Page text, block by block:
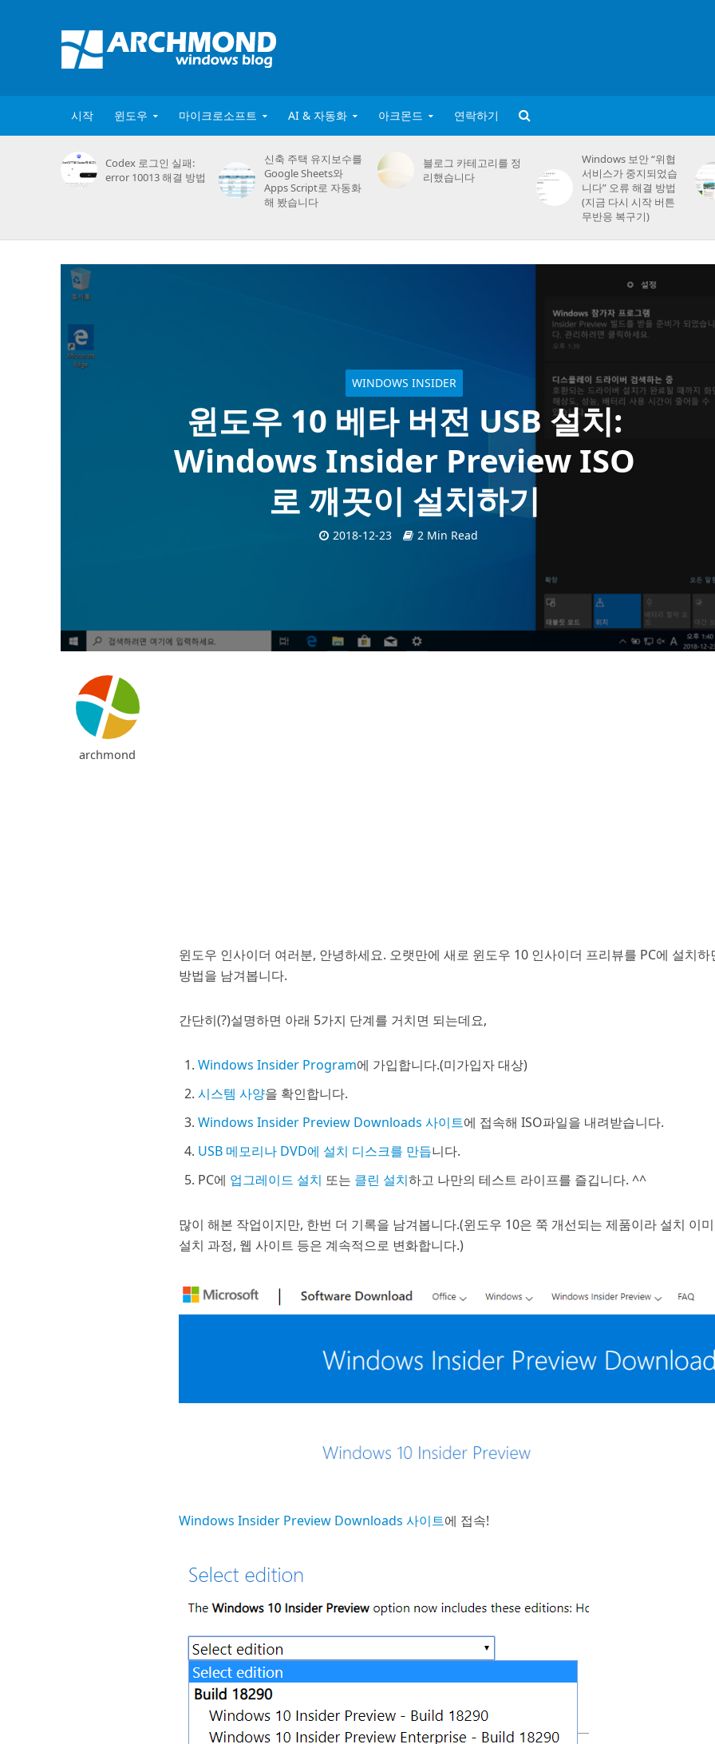
시작 윈도우 마이크로소프트 AI & 자동화 아크몬드 연락하기
Codex 로그인 실패:
error 10013 해결 방법
신축 주택 유지보수를
Google Sheets와
Apps Script로 자동화
해 봤습니다
블로그 카테고리를 정
리했습니다
Windows 보안 “위협
서비스가 중지되었습
니다” 오류 해결 방법
(지금 다시 시작 버튼
무반응 복구기)
WINDOWS INSIDER
윈도우 10 베타 버전 USB 설치:
Windows Insider Preview ISO
로 깨끗이 설치하기
2018-12-23 2 Min Read
archmond
윈도우 인사이더 여러분, 안녕하세요. 오랫만에 새로 윈도우 10 인사이더 프리뷰를 PC에 설치하
방법을 남겨봅니다.
간단히(?)설명하면 아래 5가지 단계를 거치면 되는데요,
Windows Insider Program에 가입합니다.(미가입자 대상)
시스템 사양을 확인합니다.
Windows Insider Preview Downloads 사이트에 접속해 ISO파일을 내려받습니다.
USB 메모리나 DVD에 설치 디스크를 만듭니다.
PC에 업그레이드 설치 또는 클린 설치하고 나만의 테스트 라이프를 즐깁니다. ^^
많이 해본 작업이지만, 한번 더 기록을 남겨봅니다.(윈도우 10은 쭉 개선되는 제품이라 설치 이
설치 과정, 웹 사이트 등은 계속적으로 변화합니다.)
Windows Insider Preview Downloads 사이트에 접속!